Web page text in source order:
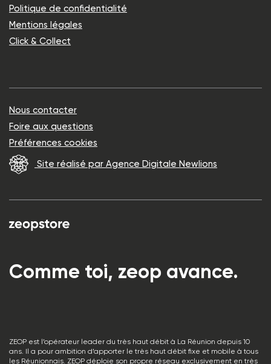
Comme toi, zeop avance.
ZEOP est l’opérateur leader du très haut débit à La Réunion depuis 10
ans. Il a pour ambition d’apporter le très haut débit fixe et mobile à tous
les Réunionnais. ZEOP déploie son propre réseau exclusivement en très
Politique de confidentialité
Mentions légales
Click & Collect
Nous contacter
Foire aux questions
Préférences cookies
Site réalisé par Agence Digitale Newlions